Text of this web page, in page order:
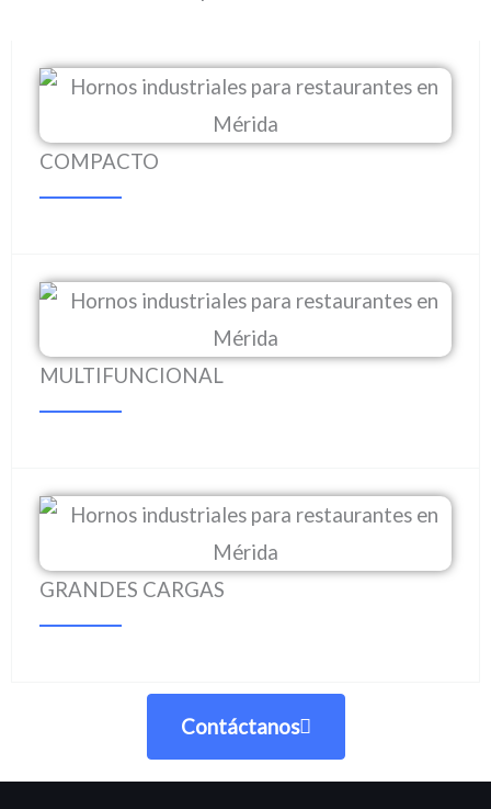
COMPACTO
MULTIFUNCIONAL
GRANDES CARGAS
Contáctanos